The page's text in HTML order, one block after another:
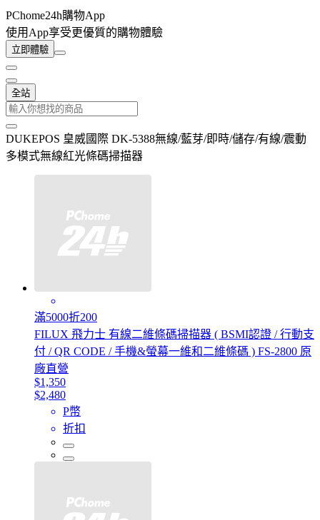
PChome24h購物App
使用App享受更優質的購物體驗
立即體驗
全站
DUKEPOS 皇威國際 DK-5388無線/藍芽/即時/儲存/有線/震動
多模式無線紅光條碼掃描器
滿5000折200
FILUX 飛力士 有線二維條碼掃描器 ( BSMI認證 / 行動支
付 / QR CODE / 手機&螢幕一維和二維條碼 ) FS-2800 原
廠直營
$1,350
$2,480
P幣
折扣